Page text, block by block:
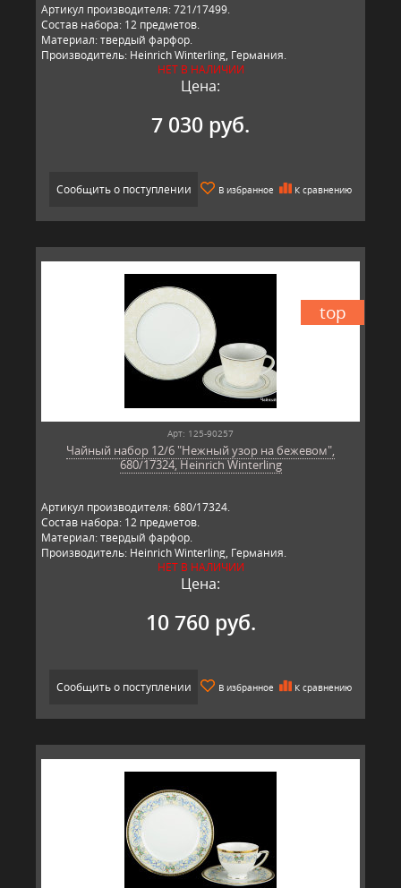
Артикул производителя: 721/17499.
Состав набора: 12 предметов.
Материал: твердый фарфор.
Производитель: Heinrich Winterling, Германия.
НЕТ В НАЛИЧИИ
Цена:
7 030 руб.
Сообщить о поступлении В избранное К сравнению
top
Арт: 125-90257
Чайный набор 12/6 "Нежный узор на бежевом",
680/17324, Heinrich Winterling
Артикул производителя: 680/17324.
Состав набора: 12 предметов.
Материал: твердый фарфор.
Производитель: Heinrich Winterling, Германия.
НЕТ В НАЛИЧИИ
Цена:
10 760 руб.
Сообщить о поступлении В избранное К сравнению